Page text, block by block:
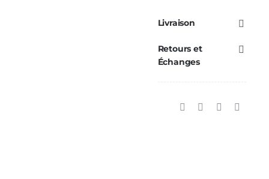
Air
500M
Livraison
Retours et
Échanges